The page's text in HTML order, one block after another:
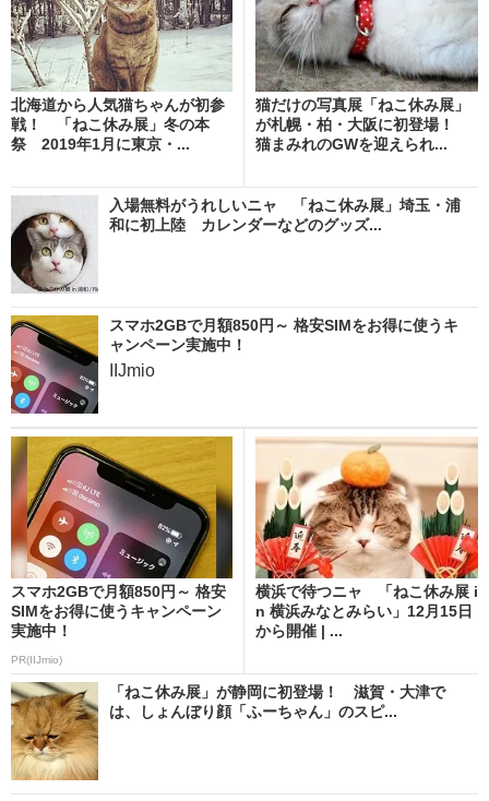
北海道から人気猫ちゃんが初参
戦！ 「ねこ休み展」冬の本
祭 2019年1月に東京・...
猫だけの写真展「ねこ休み展」
が札幌・柏・大阪に初登場！
猫まみれのGWを迎えられ...
入場無料がうれしいニャ 「ねこ休み展」埼玉・浦
和に初上陸 カレンダーなどのグッズ...
スマホ2GBで月額850円～ 格安SIMをお得に使うキ
ャンペーン実施中！
IIJmio
スマホ2GBで月額850円～ 格安
SIMをお得に使うキャンペーン
実施中！
PR(IIJmio)
横浜で待つニャ 「ねこ休み展 i
n 横浜みなとみらい」12月15日
から開催 | ...
「ねこ休み展」が静岡に初登場！ 滋賀・大津で
は、しょんぼり顔「ふーちゃん」のスピ...